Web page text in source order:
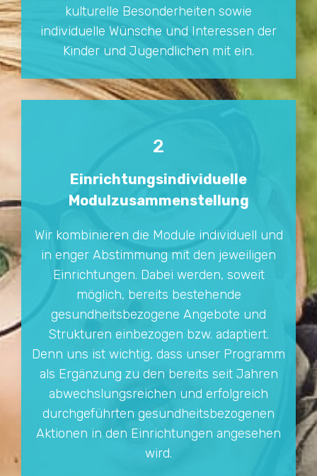
kulturelle Besonderheiten sowie
individuelle Wünsche und Interessen der
Kinder und Jugendlichen mit ein.
2
Einrichtungsindividuelle
Modulzusammenstellung
Wir kombinieren die Module individuell und
in enger Abstimmung mit den jeweiligen
Einrichtungen. Dabei werden, soweit
möglich, bereits bestehende
gesundheitsbezogene Angebote und
Strukturen einbezogen bzw. adaptiert.
Denn uns ist wichtig, dass unser Programm
als Ergänzung zu den bereits seit Jahren
abwechslungsreichen und erfolgreich
durchgeführten gesundheitsbezogenen
Aktionen in den Einrichtungen angesehen
wird.